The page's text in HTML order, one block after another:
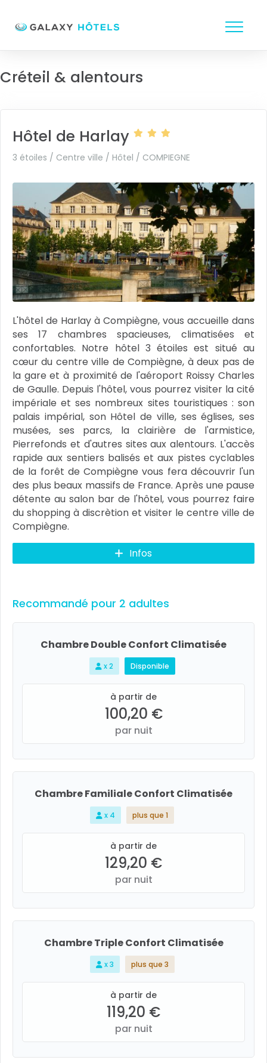
Créteil & alentours
Hôtel de Harlay
3 étoiles / Centre ville / Hôtel / COMPIEGNE
L'hôtel de Harlay à Compiègne, vous accueille dans
ses 17 chambres spacieuses, climatisées et
confortables. Notre hôtel 3 étoiles est situé au
cœur du centre ville de Compiègne, à deux pas de
la gare et à proximité de l'aéroport Roissy Charles
de Gaulle. Depuis l'hôtel, vous pourrez visiter la cité
impériale et ses nombreux sites touristiques : son
palais impérial, son Hôtel de ville, ses églises, ses
musées, ses parcs, la clairière de l'armistice,
Pierrefonds et d'autres sites aux alentours. L'accès
rapide aux sentiers balisés et aux pistes cyclables
de la forêt de Compiègne vous fera découvrir l'un
des plus beaux massifs de France. Après une pause
détente au salon bar de l'hôtel, vous pourrez faire
du shopping à discrètion et visiter le centre ville de
Compiègne.
Infos
Recommandé pour 2 adultes
Chambre Double Confort Climatisée
x 2 Disponible
à partir de
100,20 €
par nuit
Chambre Familiale Confort Climatisée
x 4 plus que 1
à partir de
129,20 €
par nuit
Chambre Triple Confort Climatisée
x 3 plus que 3
à partir de
119,20 €
par nuit